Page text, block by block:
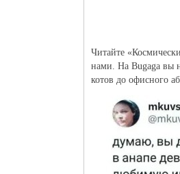
Читайте
нами. На Bugaga вы
котов до офисного